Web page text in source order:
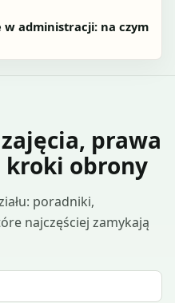
w administracji: na czym
prawa
obrony
poradniki,
najczęściej zamykają